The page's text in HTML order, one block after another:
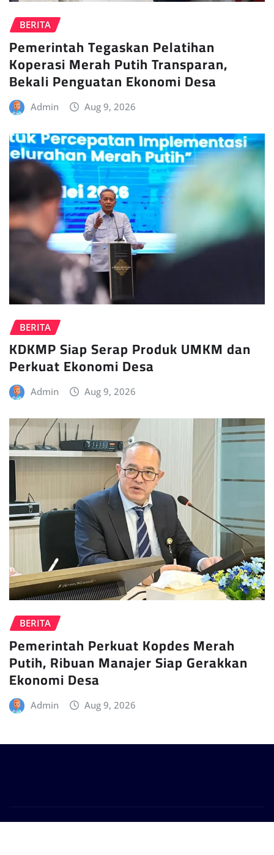
BERITA
Pemerintah Tegaskan Pelatihan
Koperasi Merah Putih Transparan,
Bekali Penguatan Ekonomi Desa
Admin Aug 9, 2026
BERITA
KDKMP Siap Serap Produk UMKM dan
Perkuat Ekonomi Desa
Admin Aug 9, 2026
BERITA
Pemerintah Perkuat Kopdes Merah
Putih, Ribuan Manajer Siap Gerakkan
Ekonomi Desa
Admin Aug 9, 2026